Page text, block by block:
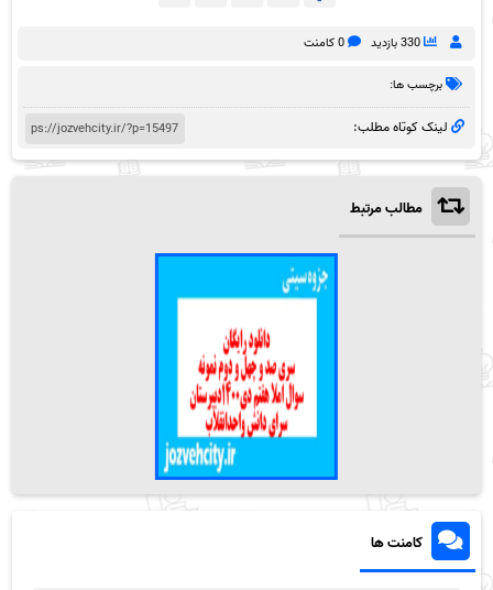
330 بازدید 0 کامنت
برچسب ها:
لینک کوتاه مطلب:
مطالب مرتبط
کامنت ها